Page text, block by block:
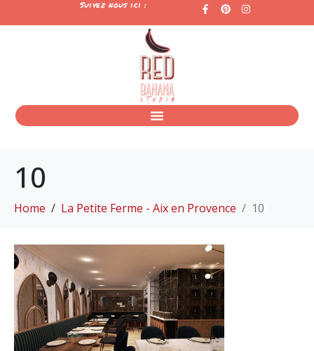
Suivez nous ici :
10
Home La Petite Ferme - Aix en Provence 10